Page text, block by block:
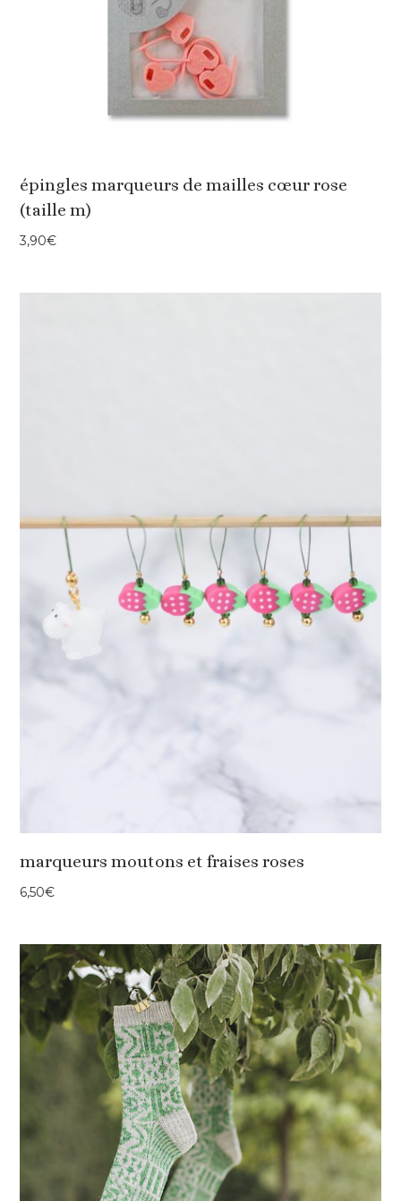
épingles marqueurs de mailles cœur rose
(taille m)
3,90€
marqueurs moutons et fraises roses
6,50€